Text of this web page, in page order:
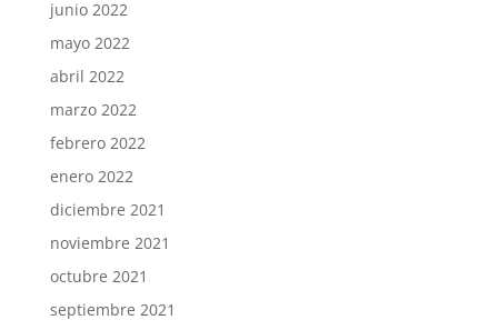
junio 2022
mayo 2022
abril 2022
marzo 2022
febrero 2022
enero 2022
diciembre 2021
noviembre 2021
octubre 2021
septiembre 2021